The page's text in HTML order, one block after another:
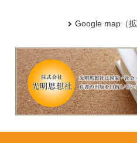
Google map（